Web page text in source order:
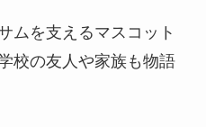
ムを支えるマスコット
校の友人や家族も物語